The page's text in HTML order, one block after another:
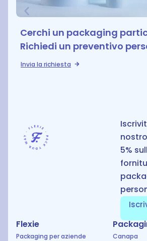
Cerchi un packaging
Richiedi un preventivo
Invia la richiesta
5%
Flexie
Packaging per aziende
Canapa